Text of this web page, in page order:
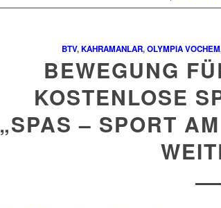
BTV,KAHRAMANLAR,OLYMPIA VOCHEM
BEWEGUNG
KOSTENLOSE
„SPAS – SPORT